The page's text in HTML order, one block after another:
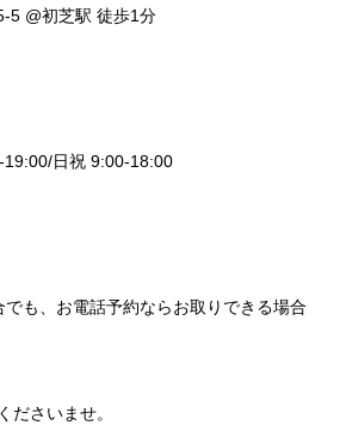
5 @初芝駅 徒歩1分
日祝 9:00-18:00
も、お電話予約ならお取りできる場合
ださいませ。